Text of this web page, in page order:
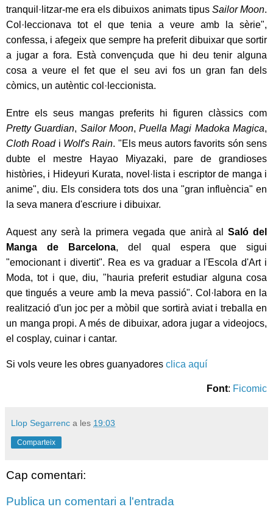
tranquil·litzar-me era els dibuixos animats tipus Sailor Moon.
Col·leccionava tot el que tenia a veure amb la sèrie",
confessa, i afegeix que sempre ha preferit dibuixar que sortir
a jugar a fora. Està convençuda que hi deu tenir alguna
cosa a veure el fet que el seu avi fos un gran fan dels
còmics, un autèntic col·leccionista.
Entre els seus mangas preferits hi figuren clàssics com
Pretty Guardian, Sailor Moon,Puella Magi Madoka Magica,
Cloth Road i Wolf's Rain. "Els meus autors favorits són sens
dubte el mestre Hayao Miyazaki, pare de grandioses
històries, i Hideyuri Kurata, novel·lista i escriptor de manga i
anime", diu. Els considera tots dos una "gran influència" en
la seva manera d'escriure i dibuixar.
Aquest any serà la primera vegada que anirà alSaló del
Manga de Barcelona, del qual espera que sigui
"emocionant i divertit". Rea es va graduar a l'Escola d'Art i
Moda, tot i que, diu, "hauria preferit estudiar alguna cosa
que tingués a veure amb la meva passió". Col·labora en la
realització d'un joc per a mòbil que sortirà aviat i treballa en
un manga propi. A més de dibuixar, adora jugar a videojocs,
el cosplay, cuinar i cantar.
Si vols veure les obres guanyadores clica aquí
Font: Ficomic
Llop Segarrenc a les 19:03
Comparteix
Cap comentari:
Publica un comentari a l'entrada